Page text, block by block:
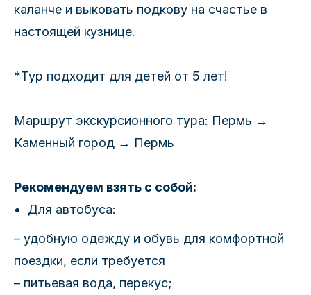
каланче и выковать подкову на счастье в
настоящей кузнице.
*Тур подходит для детей от 5 лет!
Маршрут экскурсионного тура: Пермь →
Каменный город → Пермь
Рекомендуем взять с собой:
Для автобуса:
– удобную одежду и обувь для комфортной
поездки, если требуется
– питьевая вода, перекус;